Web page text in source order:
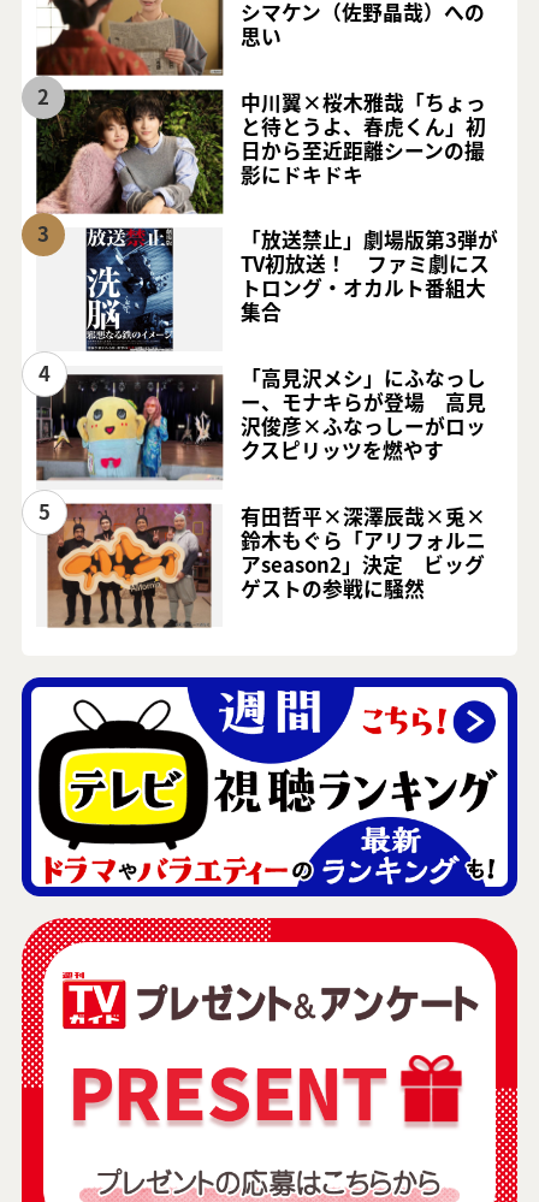
シマケン（佐野晶哉）への
思い
2
中川翼×桜木雅哉「ちょっ
と待とうよ、春虎くん」初
日から至近距離シーンの撮
影にドキドキ
3
「放送禁止」劇場版第3弾が
TV初放送！ ファミ劇にス
トロング・オカルト番組大
集合
4
「高見沢メシ」にふなっし
ー、モナキらが登場 高見
沢俊彦×ふなっしーがロッ
クスピリッツを燃やす
5
有田哲平×深澤辰哉×兎×
鈴木もぐら「アリフォルニ
アseason2」決定 ビッグ
ゲストの参戦に騒然